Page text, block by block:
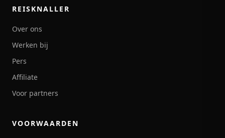
REISKNALLER
Over ons
Werken bij
Pers
Affiliate
Voor partners
VOORWAARDEN